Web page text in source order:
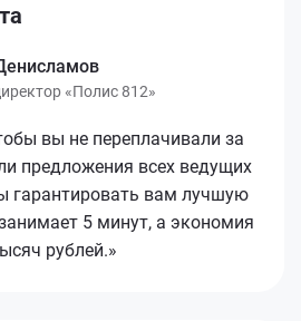
«Полис 812»
вы не переплачивали за
предложения всех ведущих
гарантировать вам лучшую
5 минут, а экономия
рублей.»